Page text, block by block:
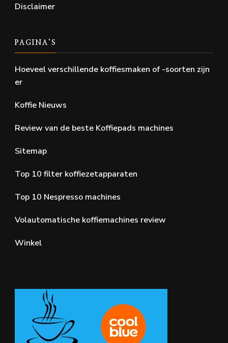
Disclaimer
PAGINA’S
Hoeveel verschillende koffiesmaken of -soorten zijn
er
Koffie Nieuws
Review van de beste Koffiepads machines
Sitemap
Top 10 filter koffiezetapparaten
Top 10 Nespresso machines
Volautomatische koffiemachines review
Winkel